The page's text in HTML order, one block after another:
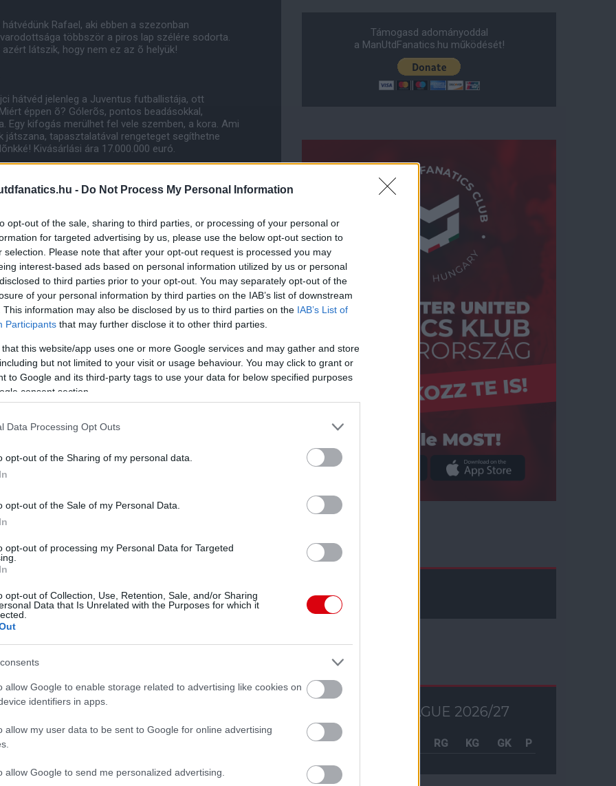
- Do Not Process My Personal Information
opt-out of the sale, sharing to third parties, or processing of your personal or
for targeted advertising by us, please use the below opt-out section to
selection. Please note that after your opt-out request is processed you may
interest-based ads based on personal information utilized by us or personal
to third parties prior to your opt-out. You may separately opt-out of the
of your personal information by third parties on the IAB’s list of downstream
This information may also be disclosed by us to third parties on the IAB’s List of
Participants that may further disclose it to other third parties.
that this website/app uses one or more Google services and may gather and store
but not limited to your visit or usage behaviour. You may click to grant or
to Google and its third-party tags to use your data for below specified purposes
consent section.
Data Processing Opt Outs
opt-out of the Sharing of my personal data.
opt-out of the Sale of my Personal Data.
opt-out of processing my Personal Data for Targeted
opt-out of Collection, Use, Retention, Sale, and/or Sharing
Data that Is Unrelated with the Purposes for which it
allow Google to enable storage related to advertising like cookies on
identifiers in apps.
allow my user data to be sent to Google for online advertising
allow Google to send me personalized advertising.
Rafael, aki ebben a szezonban
többször a piros lap szélére sodorta.
látszik, hogy nem ez az õ helyük!
hátvéd jelenleg a Juventus futballistája, ott
éppen õ? Gólerõs, pontos beadásokkal,
Egy kifogás merülhet fel vele szemben, a kora. Ami
játszana, tapasztalatával rengeteget segíthetne
Kivásárlási ára 17.000.000 euró.
ide az erõsítés. Vidic ugyebár elhagyja a klubbot.
kiegészítõ ember lesz. Úgyhogy a dolog
Ami egy kicsit kevés. Kellene igazolni egy
háromból kerülne ki.
ide igazolni. Egyszerûen nem látok klasszis
kiszemeltem Thomas Vermaelen az Arsenalból,
állítólag érdeklõdnek Smalling iránt, én a két játékos
viszont öregedik, és egy újonc Büttnerünk,
elhagyja a csapatot, ide kell egy igazolás. Aki
a szezont a Southamptonban, tehát van
adnám egy évre, majd miután Evra elmegy,
Lassan bebizonyította nekem, hogy a
sikere lehetne. Illetve Andersontól is végleg
egyet kellene leigazolnunk, õk Claudio
szellemû sztár. Sokat hozzátehetnének a
akár Nanit is be lehetne vonni. Rajtuk kívül
védekezõ középpályását, Casemirot. 6.000.000 az
padozik, nálunk több lehetõsége lenne. Illetve
csatárt játszik, viszont nálunk
és Nanitól válnék meg. Nani ingadozó
kisebb csapatban jobban teljesítene. Így két
elõször is megpróbálnám beépíteni a
szinten, amin Young játszott talán õ is tud hozni.
Angel di María/Arda Turan hármas egyikét
fel. A mentalitása miatt nekem a török szélsõ a
Kagawa mellékszereplésével, nem lenne
két fantasztikus játékos, úgyhogy én nem is
Jesse Lingard. Õt mindendképp a felnõtt
Támogasd adományoddal
a ManUtdFanatics.hu működését!
Facebook
Tabella
PREMIER LEAGUE 2026/27
Csapat RG KG GK P